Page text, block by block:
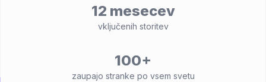
12 mesecev
vključenih storitev
100+
zaupajo stranke po vsem svetu